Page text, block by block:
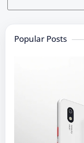
Popular Posts